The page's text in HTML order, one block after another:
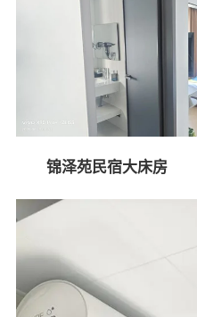
锦泽苑民宿大床房